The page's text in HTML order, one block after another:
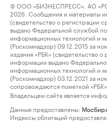
© ООО «БИЗНЕСПРЕСС», АО
2026. Сообщения и материалы
(свидетельство о регистрации
выдано Федеральной службой
информационных технологий и
(Роскомнадзор) 09.12.2015 за
издания «РБК» (свидетельство
информации выдано
информационных технологий и
(Роскомнадзор) 03.12.2021 за
сопровождаются пометкой «РБК».
Владельцем сайта является
Данные предоставлены:
Индексы облигаций